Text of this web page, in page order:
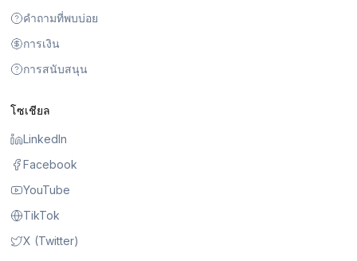
คำถามที่พบบ่อย
การเงิน
การสนับสนุน
โซเชียล
LinkedIn
Facebook
YouTube
TikTok
X (Twitter)